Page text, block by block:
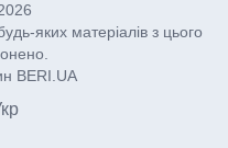
яких матеріалів з цього
BERI.UA